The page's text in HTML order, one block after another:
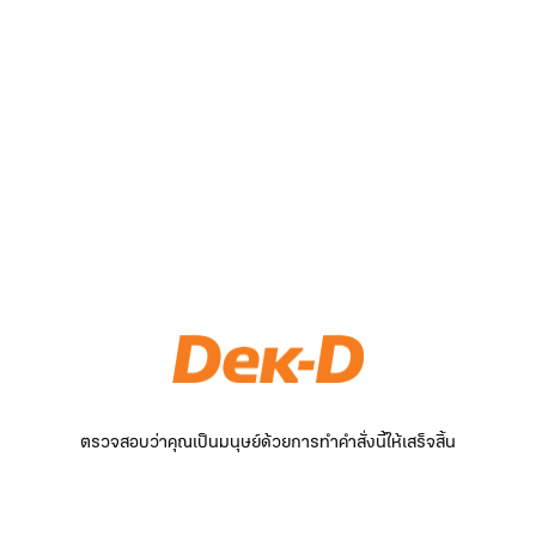
ตรวจสอบว่าคุณเป็นมนุษย์ด้วยการทำคำสั่งนี้ให้เสร็จสิ้น